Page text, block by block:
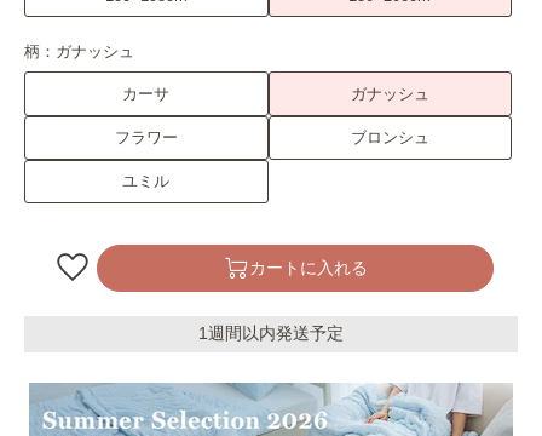
柄： ガナッシュ
カーサ ガナッシュ
フラワー ブロンシュ
ユミル
カートに入れる
1週間以内発送予定